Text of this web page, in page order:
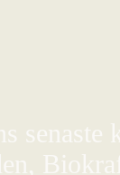
senaste